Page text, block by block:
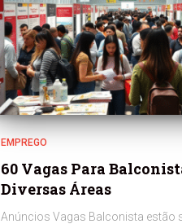
EMPREGO
60 Vagas Para
Diversas Áreas
Anúncios Vagas Balconista estão